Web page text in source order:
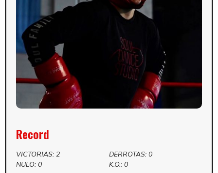
Record
VICTORIAS: 2
DERROTAS: 0
NULO: 0
K.O.: 0